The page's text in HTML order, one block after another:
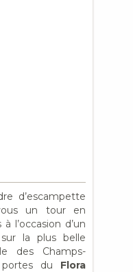
d’escampette
un tour en
l’occasion d’un
la plus belle
des Champs-
du Flora